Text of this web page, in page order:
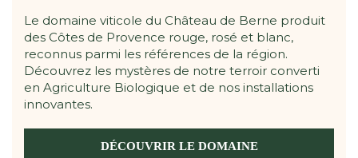
Le domaine viticole du Château de Berne produit
des Côtes de Provence rouge, rosé et blanc,
reconnus parmi les références de la région.
Découvrez les mystères de notre terroir converti
en Agriculture Biologique et de nos installations
innovantes.
DÉCOUVRIR LE DOMAINE